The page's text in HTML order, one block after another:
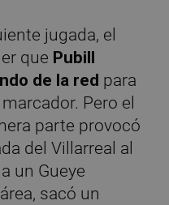
jugada, el
que Pubill
de la red para
Pero el
parte provocó
del Villarreal al
un Gueye
sacó un